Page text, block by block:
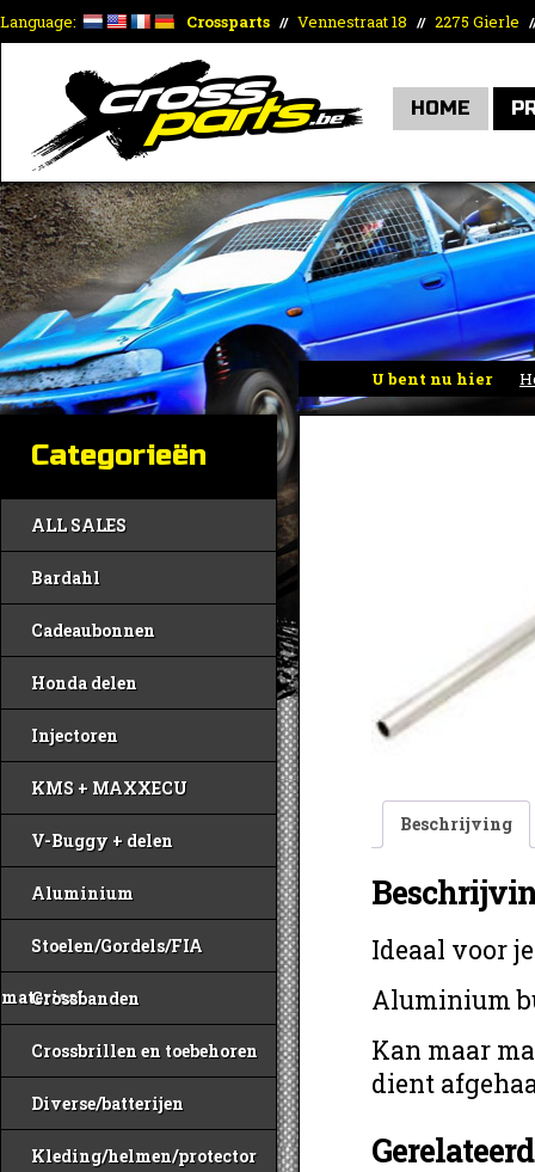
Language: Crossparts // Vennestraat 18 // 2275 Gierle
HOME
U bent nu hier
Categorieën
ALL SALES
Bardahl
Cadeaubonnen
Honda delen
Injectoren
KMS + MAXXECU
V-Buggy + delen
Aluminium
Stoelen/Gordels/FIA
materiaal
Crossbanden
Crossbrillen en toebehoren
Diverse/batterijen
Kleding/helmen/protector
Beschrijving
Ideaal voor
Aluminium
Kan maar
dient